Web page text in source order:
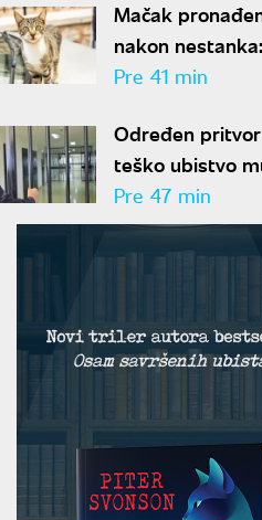
Mačak
nakon
prepoznala čim
Pre 41 min
Određen
teško ubistvo
Paliluli
Pre 47 min